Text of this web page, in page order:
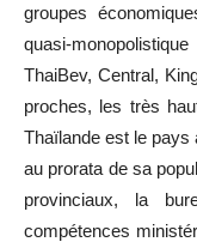
groupes
quasi-
ThaiBev, Central,
proches, les très
Thaïlande est le pays
au prorata de sa
provinciaux, la
compétences